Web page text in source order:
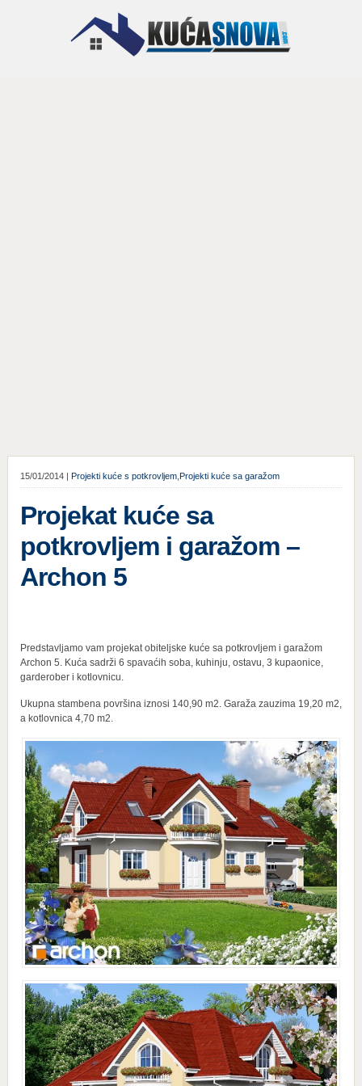
15/01/2014 | Projekti kuće s potkrovljem, Projekti kuće sa garažom
Projekat kuće sa
potkrovljem i garažom –
Archon 5
Predstavljamo vam projekat obiteljske kuće sa potkrovljem i garažom
Archon 5. Kuća sadrži 6 spavaćih soba, kuhinju, ostavu, 3 kupaonice,
garderober i kotlovnicu.
Ukupna stambena površina iznosi 140,90 m2. Garaža zauzima 19,20 m2,
a kotlovnica 4,70 m2.